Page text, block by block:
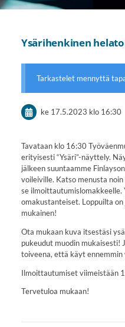
Ysärihenkinen
Tarkastelet mennyttä
ke 17.5.2023 klo 16:30
Tavataan klo 16:30
erityisesti “Ysäri”-näyttely.
jälkeen suuntaamme
voileiville. Katso menusta
se ilmoittautumislomakkeelle.
omakustanteiset. Loppuilta
mukainen!
Ota mukaan kuva itsestäsi
pukeudut muodin mukaisesti!
toiveena, että käyt ennemmin
Ilmoittautumiset viimeistään
Tervetuloa mukaan!